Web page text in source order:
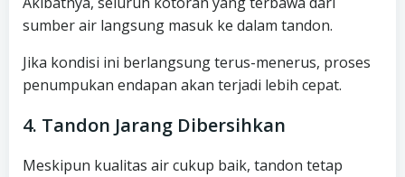
sumber air langsung masuk ke dalam tandon.
Jika kondisi ini berlangsung terus-menerus, proses
penumpukan endapan akan terjadi lebih cepat.
4. Tandon Jarang Dibersihkan
Meskipun kualitas air cukup baik, tandon tetap